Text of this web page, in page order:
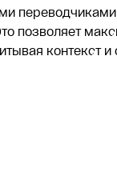
позволяет
контекст и